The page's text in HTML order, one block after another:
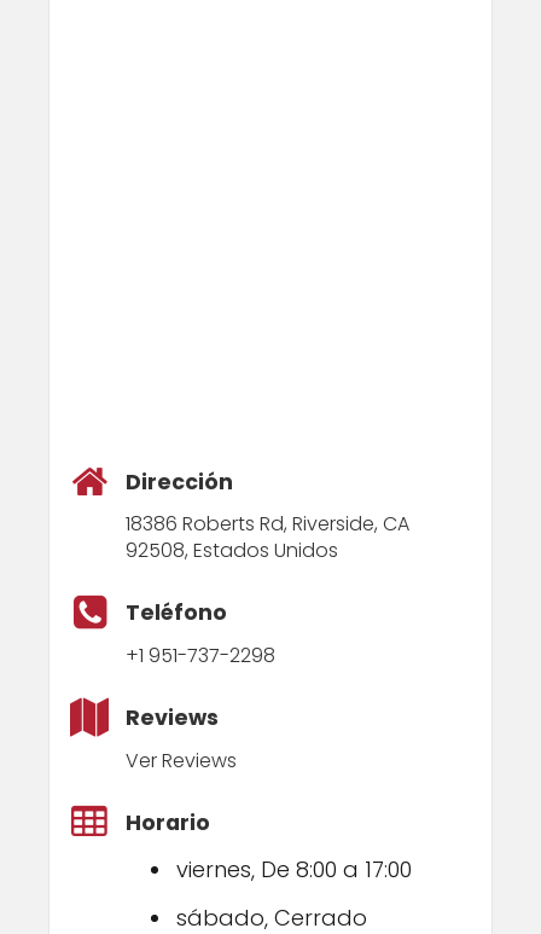
Dirección
18386 Roberts Rd, Riverside, CA
92508, Estados Unidos
Teléfono
+1 951-737-2298
Reviews
Ver Reviews
Horario
viernes, De 8:00 a 17:00
sábado, Cerrado